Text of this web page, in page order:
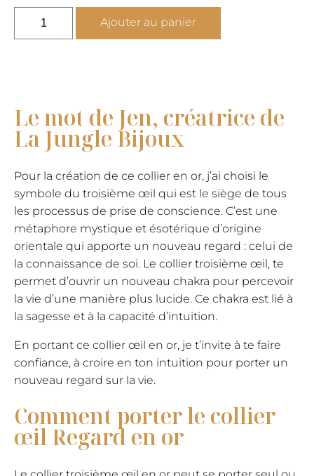
Ajouter au panier
Le mot de Jen, créatrice de
La Jungle Bijoux
Pour la création de ce collier en or, j’ai choisi le
symbole du troisième œil qui est le siège de tous
les processus de prise de conscience. C’est une
métaphore mystique et ésotérique d’origine
orientale qui apporte un nouveau regard : celui de
la connaissance de soi. Le collier troisième œil, te
permet d’ouvrir un nouveau chakra pour percevoir
la vie d’une manière plus lucide. Ce chakra est lié à
la sagesse et à la capacité d’intuition.
En portant ce collier œil en or, je t’invite à te faire
confiance, à croire en ton intuition pour porter un
nouveau regard sur la vie.
Comment porter le collier
œil Regard en or